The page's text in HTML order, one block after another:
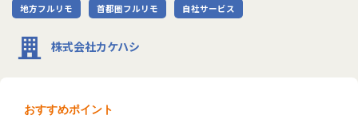
地方フルリモ 首都圏フルリモ 自社サービス
株式会社カケハシ
おすすめポイント